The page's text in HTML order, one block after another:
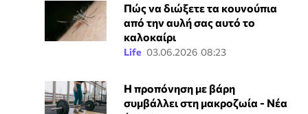
Πώς να διώξετε τα κουνούπια
από την αυλή σας αυτό το
καλοκαίρι
Life 03.06.2026 08:23
Η προπόνηση με βάρη
συμβάλλει στη μακροζωία - Νέα